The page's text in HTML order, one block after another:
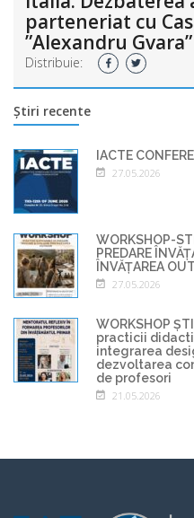
parteneriat cu
”Alexandru
Distribuie:
Știri recente
IACTE
27.05.2026
WORKSHOP-
PREDARE
ÎNVĂȚAREA
27.05.2026
WORKSHOP
practicii
integrarea
dezvoltarea
de profesori
21.05.2026